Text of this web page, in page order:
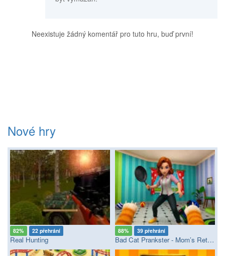
Neexistuje žádný komentář pro tuto hru, buď první!
Nové hry
82% 22 přehrání
Real Hunting
88% 39 přehrání
Bad Cat Prankster - Mom’s Return